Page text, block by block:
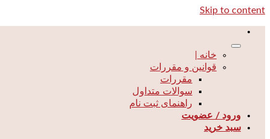
Skip to content
خانه |
قوانین و مقررات
مقررات
سوالات متداول
راهنمای ثبت نام
ورود / عضویت
سبد خرید